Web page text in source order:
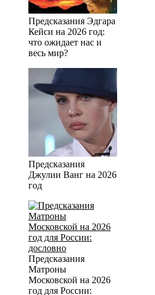
Предсказания Эдгара
Кейси на 2026 год:
что ожидает нас и
весь мир?
Предсказания
Джулии Ванг на 2026
год
Предсказания
Матроны
Московской на 2026
год для России: